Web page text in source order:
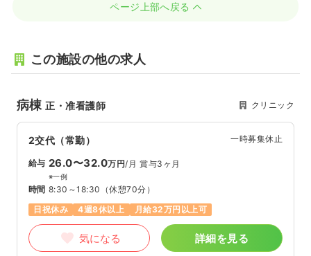
ページ上部へ戻る
この施設の他の求人
病棟正・准看護師 クリニック
2交代（常勤） 一時募集休止
給与 26.0〜32.0万円/月 賞与3ヶ月
※一例
時間 8:30～18:30 （休憩70分）
日祝休み
4週8休以上 月給32万円以上可
気になる 詳細を見る